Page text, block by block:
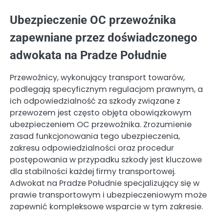
Ubezpieczenie OC przewoźnika
zapewniane przez doświadczonego
adwokata na Pradze Południe
Przewoźnicy, wykonujący transport towarów,
podlegają specyficznym regulacjom prawnym, a
ich odpowiedzialność za szkody związane z
przewozem jest często objęta obowiązkowym
ubezpieczeniem OC przewoźnika. Zrozumienie
zasad funkcjonowania tego ubezpieczenia,
zakresu odpowiedzialności oraz procedur
postępowania w przypadku szkody jest kluczowe
dla stabilności każdej firmy transportowej.
Adwokat na Pradze Południe specjalizujący się w
prawie transportowym i ubezpieczeniowym może
zapewnić kompleksowe wsparcie w tym zakresie.